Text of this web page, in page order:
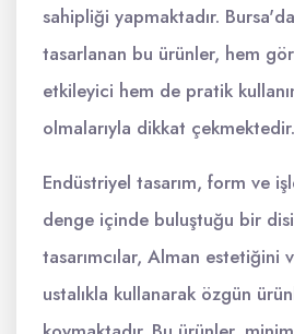
sahipliği yapmaktadır.
tasarlanan bu ürünler, hem
etkileyici hem de pratik
olmalarıyla dikkat çekmektedir.
Endüstriyel tasarım, form ve
denge içinde buluştuğu bir
tasarımcılar, Alman estetiğini
ustalıkla kullanarak özgün